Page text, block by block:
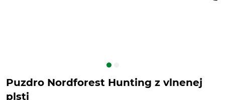
Puzdro Nordforest Hunting z vlnenej
plsti